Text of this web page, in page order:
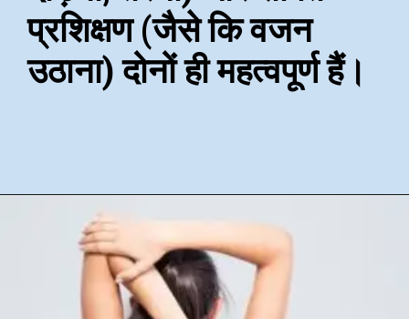
प्रशिक्षण (जैसे कि वजन
उठाना) दोनों ही महत्वपूर्ण हैं।